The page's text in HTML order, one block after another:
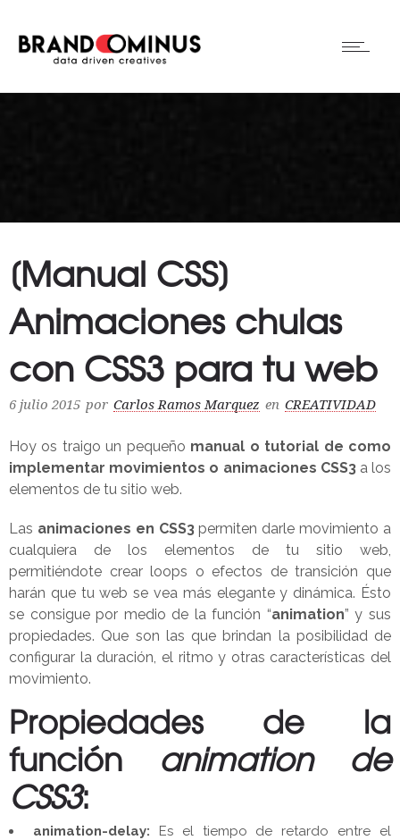
[Manual CSS]
Animaciones chulas
con CSS3 para tu web
6 julio 2015 por Carlos Ramos Marquez en CREATIVIDAD
Hoy os traigo un pequeño manual o tutorial de como
implementar movimientos o animaciones CSS3a los
elementos de tu sitio web.
Las animaciones en CSS3permiten darle movimiento a
cualquiera de los elementos de tu sitio web,
permitiéndote crear loops o efectos de transición que
harán que tu web se vea más elegante y dinámica. Ésto
se consigue por medio de la función “animation” y sus
propiedades. Que son las que brindan la posibilidad de
configurar la duración, el ritmo y otras características del
movimiento.
Propiedades de la
función animation de
CSS3:
animation-delay: Es el tiempo de retardo entre el